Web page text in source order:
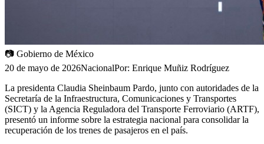
📷 Gobierno de México
20 de mayo de 2026NacionalPor: Enrique Muñiz Rodríguez
La presidenta Claudia Sheinbaum Pardo, junto con autoridades de la
Secretaría de la Infraestructura, Comunicaciones y Transportes
(SICT) y la Agencia Reguladora del Transporte Ferroviario (ARTF),
presentó un informe sobre la estrategia nacional para consolidar la
recuperación de los trenes de pasajeros en el país.